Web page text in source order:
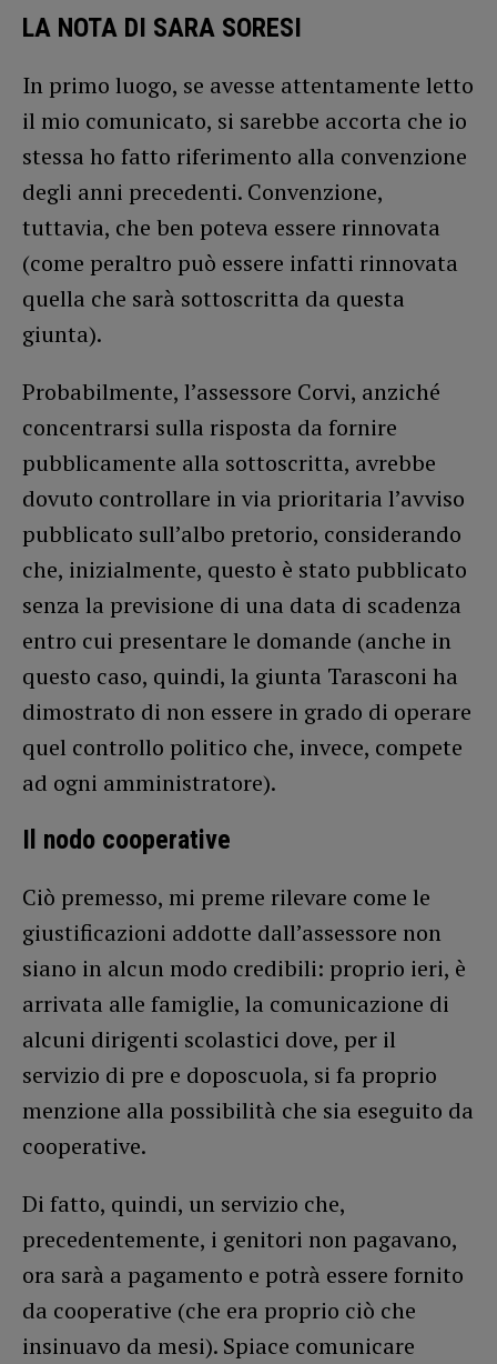
LA NOTA DI SARA SORESI
In primo luogo, se avesse attentamente letto
il mio comunicato, si sarebbe accorta che io
stessa ho fatto riferimento alla convenzione
degli anni precedenti. Convenzione,
tuttavia, che ben poteva essere rinnovata
(come peraltro può essere infatti rinnovata
quella che sarà sottoscritta da questa
giunta).
Probabilmente, l’assessore Corvi, anziché
concentrarsi sulla risposta da fornire
pubblicamente alla sottoscritta, avrebbe
dovuto controllare in via prioritaria l’avviso
pubblicato sull’albo pretorio, considerando
che, inizialmente, questo è stato pubblicato
senza la previsione di una data di scadenza
entro cui presentare le domande (anche in
questo caso, quindi, la giunta Tarasconi ha
dimostrato di non essere in grado di operare
quel controllo politico che, invece, compete
ad ogni amministratore).
Il nodo cooperative
Ciò premesso, mi preme rilevare come le
giustificazioni addotte dall’assessore non
siano in alcun modo credibili: proprio ieri, è
arrivata alle famiglie, la comunicazione di
alcuni dirigenti scolastici dove, per il
servizio di pre e doposcuola, si fa proprio
menzione alla possibilità che sia eseguito da
cooperative.
Di fatto, quindi, un servizio che,
precedentemente, i genitori non pagavano,
ora sarà a pagamento e potrà essere fornito
da cooperative (che era proprio ciò che
insinuavo da mesi). Spiace comunicare